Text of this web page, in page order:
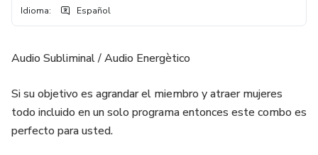
Idioma: Español
Audio Subliminal / Audio Energètico
Si su objetivo es agrandar el miembro y atraer mujeres
todo incluido en un solo programa entonces este combo es
perfecto para usted.